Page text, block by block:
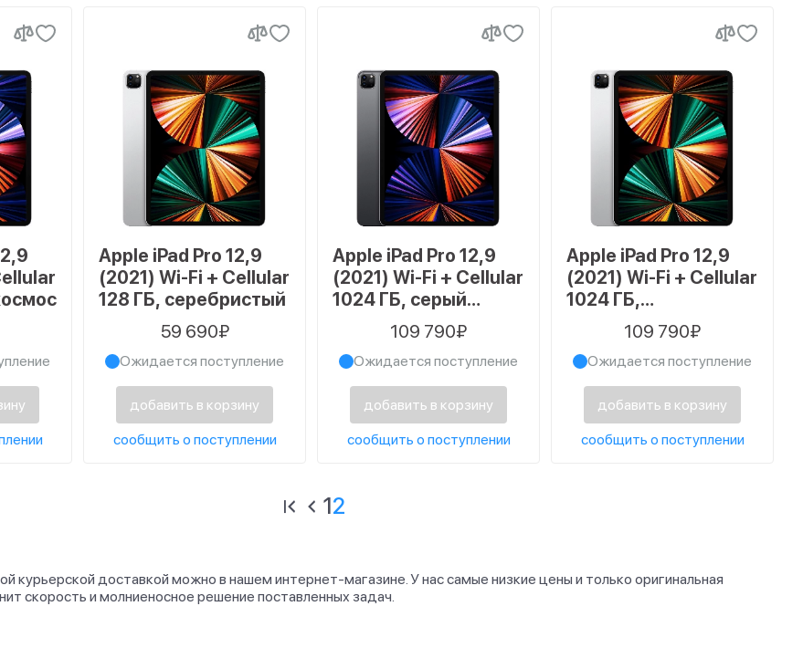
Apple iPad Pro 12,9
(2021) Wi-Fi + Cellular
128 ГБ, серебристый
59 690₽
Ожидается поступление
добавить в корзину
сообщить о поступлении
Apple iPad Pro 12,9
(2021) Wi-Fi + Cellular
1024 ГБ, серый
космос109 790₽
Ожидается поступление
добавить в корзину
сообщить о поступлении
Apple iPad Pro 12,9
(2021) Wi-Fi + Cellular
1024 ГБ,
серебристый
109 790₽
Ожидается поступление
добавить в корзину
сообщить о поступлении
12
курьерской доставкой можно в нашем интернет-магазине. У нас самые низкие цены и только оригинальная
скорость и молниеносное решение поставленных задач.